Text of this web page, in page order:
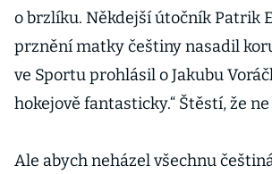
o brzlíku. Někdejší útočník Patrik
prznění matky češtiny nasadil
ve Sportu prohlásil o Jakubu
hokejově fantasticky.“ Štěstí, že
Ale abych neházel všechnu